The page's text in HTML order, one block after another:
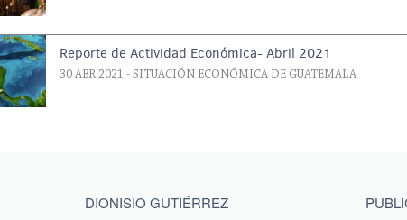
Reporte de Actividad Económica- Abril 2021
30 ABR 2021 - SITUACIÓN ECONÓMICA DE GUATEMALA
footerDIONISIO GUTIÉRREZ